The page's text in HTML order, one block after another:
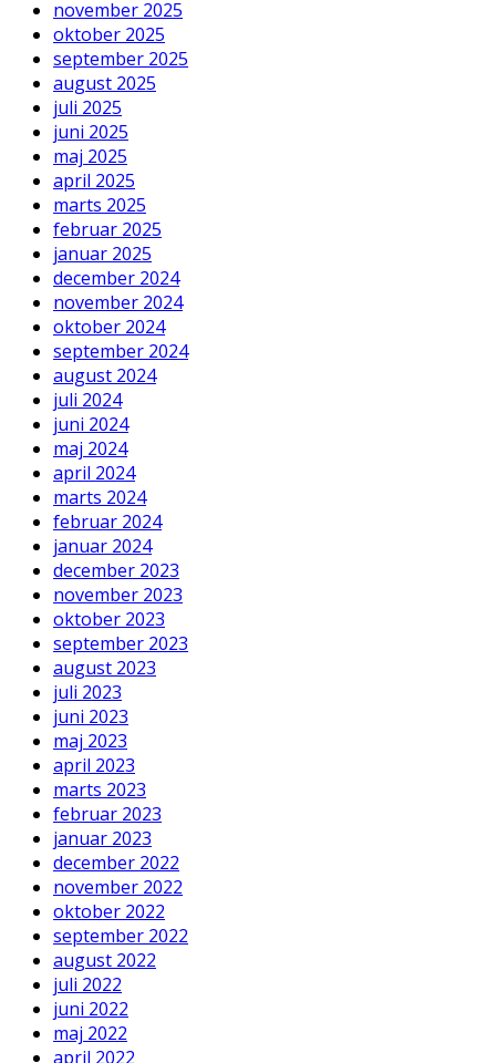
november 2025
oktober 2025
september 2025
august 2025
juli 2025
juni 2025
maj 2025
april 2025
marts 2025
februar 2025
januar 2025
december 2024
november 2024
oktober 2024
september 2024
august 2024
juli 2024
juni 2024
maj 2024
april 2024
marts 2024
februar 2024
januar 2024
december 2023
november 2023
oktober 2023
september 2023
august 2023
juli 2023
juni 2023
maj 2023
april 2023
marts 2023
februar 2023
januar 2023
december 2022
november 2022
oktober 2022
september 2022
august 2022
juli 2022
juni 2022
maj 2022
april 2022